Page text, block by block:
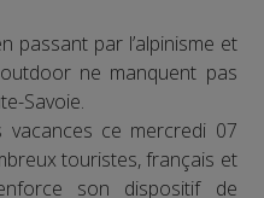
passant par l’alpinisme et
ne manquent pas
Savoie.
ce mercredi 07
touristes, français et
son dispositif de